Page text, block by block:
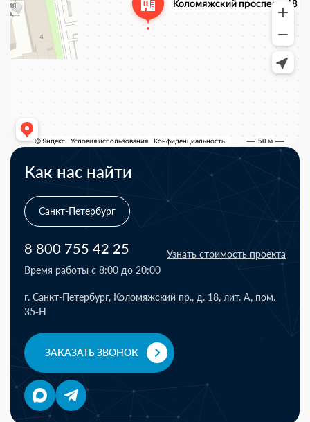
Как нас найти
Санкт-Петербург
8 800 755 42 25
Время работы с 8:00 до 20:00
Узнать стоимость проекта
г. Санкт-Петербург, Коломяжский пр., д. 18, лит. А, пом.
35-Н
ЗАКАЗАТЬ ЗВОНОК